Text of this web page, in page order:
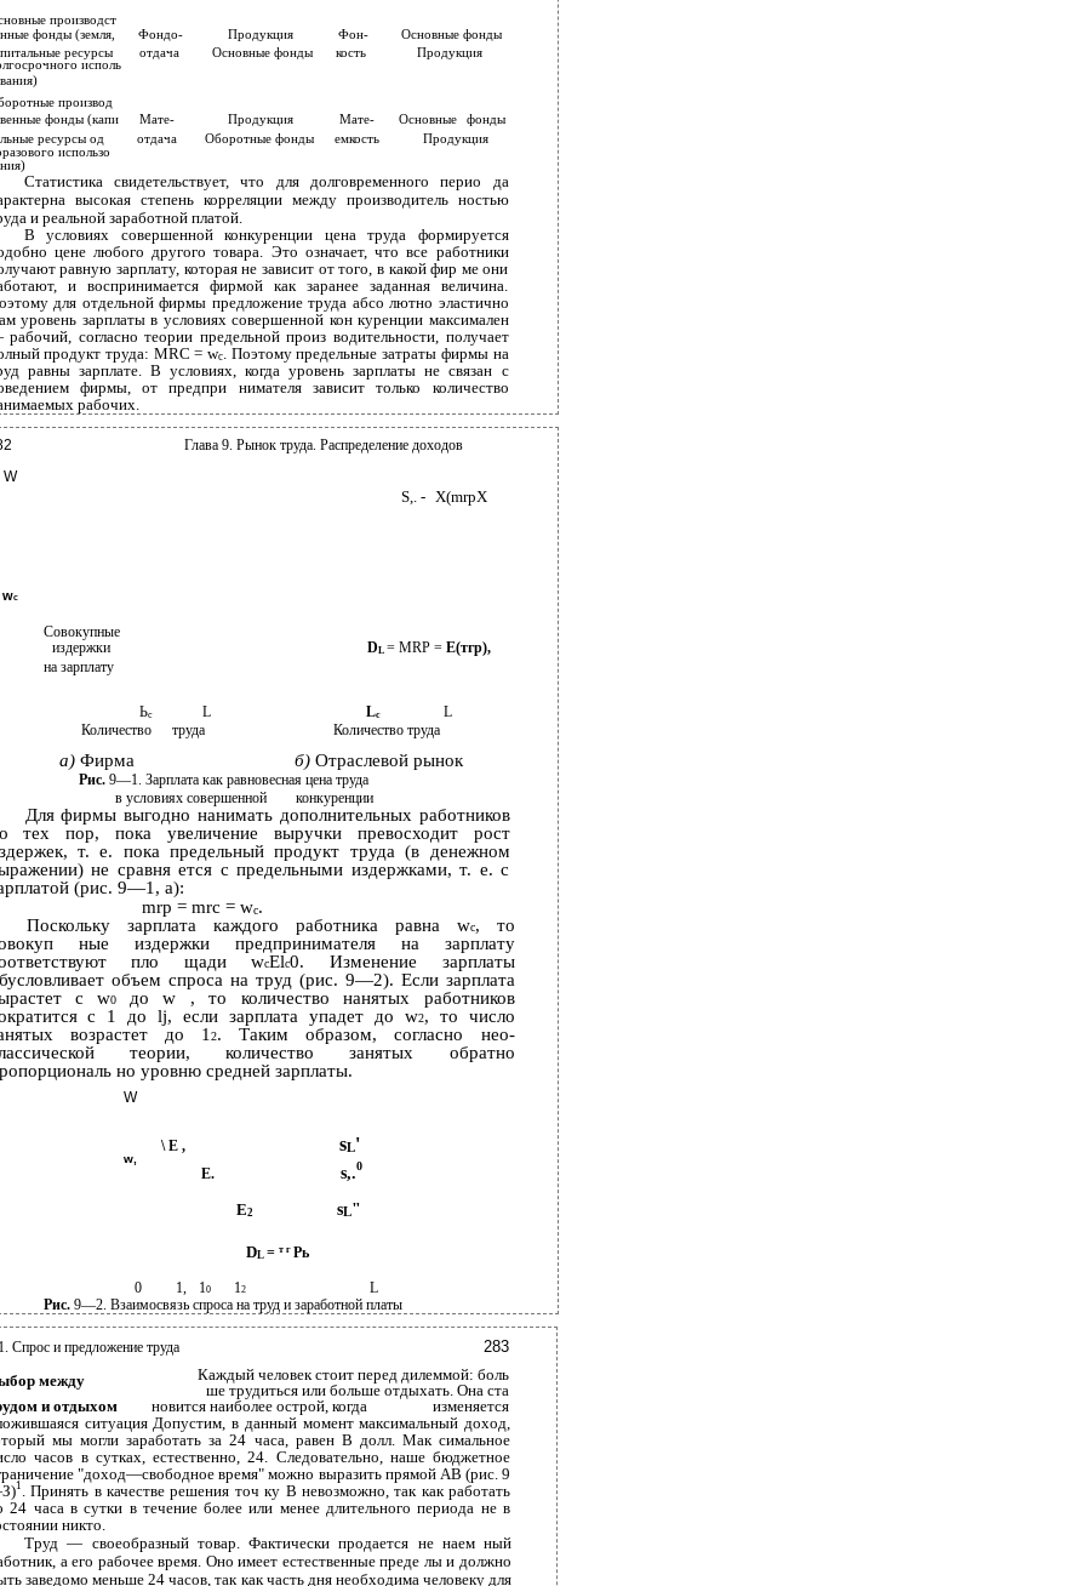
производст­
Фондо-
Продукция Фон- Основные фонды
фонды (земля,
ресурсы
отдача Основные фонды кость
Продукция
исполь­
производ­
Мате-
Продукция
фонды (капи­ Мате- Основные
фонды
ресурсы од­
отдача Оборотные фонды емкость
Продукция
использо­
Статистика свидетельствует, что для долговременного перио­ да
высокая степень корреляции между производитель­ ностью
и реальной заработной платой.
В условиях совершенной конкуренции цена труда формируется
цене любого другого товара. Это означает, что все работники
равную зарплату, которая не зависит от того, в какой фир­ ме они
и воспринимается фирмой как заранее заданная величина.
для отдельной фирмы предложение труда абсо­ лютно эластично
уровень зарплаты в условиях совершенной кон­ куренции максимален
согласно теории предельной произ­ водительности, получает
продукт труда: MRC = wc. Поэтому предельные затраты фирмы на
равны зарплате. В условиях, когда уровень зарплаты не связан с
фирмы, от предпри­ нимателя зависит только количество
рабочих.
Глава 9. Рынок труда. Распределение доходов
W
S,. - X(mrpX
wc
Совокупные
издержки
DL = MRP = Е(тгр),
на зарплату
Ьс L Lc
L
Количество
труда Количество труда
а) Фирма б) Отраслевой рынок
Рис. 9—1. Зарплата как равновесная цена труда
в условиях совершенной
конкуренции
Для фирмы выгодно нанимать дополнительных работников
тех пор, пока увеличение выручки превосходит рост
т. е. пока предельный продукт труда (в денежном
не сравня­ ется с предельными издержками, т. е. с
(рис. 9—1, а):
mrp = mrc = wc.
Поскольку зарплата каждого работника равна wc, то
ные издержки предпринимателя на зарплату
пло­ щади wcElc0. Изменение зарплаты
объем спроса на труд (рис. 9—2). Если зарплата
с w0
до w , то количество нанятых работников
с 1 до lj, если зарплата упадет до w2, то число
возрастет до 1 2. Таким образом, согласно нео­
теории, количество занятых обратно
но уровню средней зарплаты.
W
w,
\ Е , sL'
Е. s,.0
Е2 sL"
DL = т г Рь
0 1, 10 12
L
Рис. 9—2. Взаимосвязь спроса на труд и заработной платы
Спрос и предложение труда
283
между
Каждый человек стоит перед дилеммой: боль­
ше трудиться или больше отдыхать. Она ста­
и отдыхом
новится наиболее острой, когда
изменяется
ситуация Допустим, в данный момент максимальный доход,
мы могли заработать за 24 часа, равен В долл. Мак­ симальное
часов в сутках, естественно, 24. Следовательно, наше бюджетное
"доход—свободное время" можно выразить прямой АВ (рис. 9
1 . Принять в качестве решения точ­ ку В невозможно, так как работать
24 часа в сутки в течение более или менее длительного периода не в
никто.
Труд — своеобразный товар. Фактически продается не наем­ ный
а его рабочее время. Оно имеет естественные преде­ лы и должно
заведомо меньше 24 часов, так как часть дня необходима человеку для